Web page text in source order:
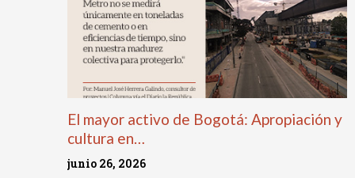
El mayor activo de Bogotá: Apropiación y
cultura en…
junio 26, 2026